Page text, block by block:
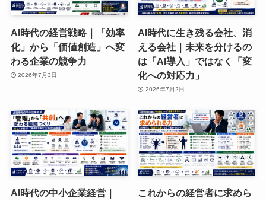
AI時代の経営戦略｜「効率
化」から「価値創造」へ変
わる企業の競争力
2026年7月3日
AI時代に生き残る会社、消
える会社｜未来を分けるの
は「AI導入」ではなく「変
化への対応力」
2026年7月2日
AI時代の中小企業経営｜
これからの経営者に求めら